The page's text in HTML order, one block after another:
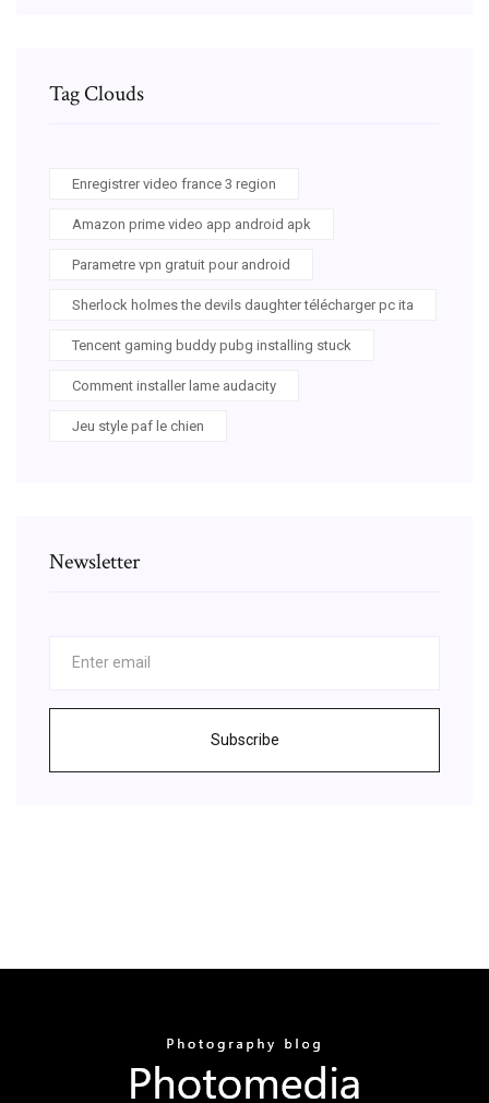
Tag Clouds
Enregistrer video france 3 region
Amazon prime video app android apk
Parametre vpn gratuit pour android
Sherlock holmes the devils daughter télécharger pc ita
Tencent gaming buddy pubg installing stuck
Comment installer lame audacity
Jeu style paf le chien
Newsletter
Subscribe